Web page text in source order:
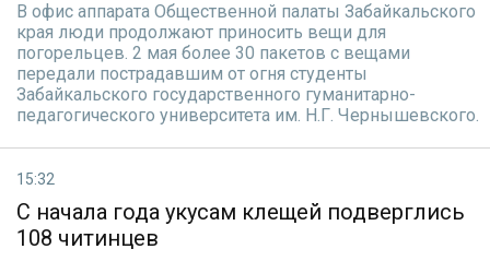
В офис аппарата Общественной палаты Забайкальского
края люди продолжают приносить вещи для
погорельцев. 2 мая более 30 пакетов с вещами
передали пострадавшим от огня студенты
Забайкальского государственного гуманитарно-
педагогического университета им. Н.Г. Чернышевского.
15:32
С начала года укусам клещей подверглись
108 читинцев